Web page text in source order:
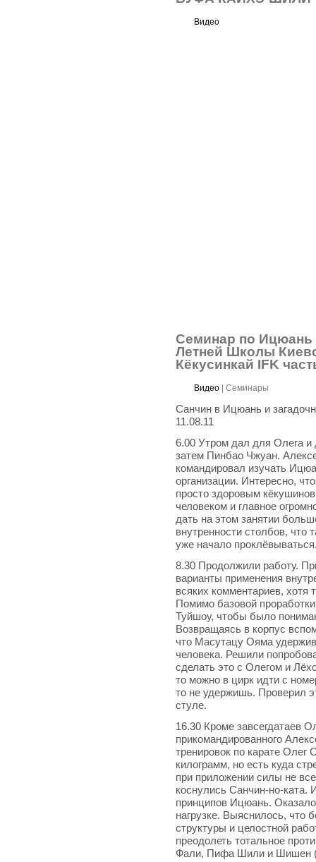
Видео
Семинар по Ицюань
Летней Школы
Кёкусинкай IFK
Видео |Семинары
Санчин в Ицюань и
11.08.11
6.00 Утром дал для Олега
затем Пинбао Чжуан.
командировал изучать
организации. Интересно,
просто здоровым
человеком и главное
дать на этом занятии
внутренности столбов, что
уже начало
8.30 Продолжили работу.
варианты применения
всяких комментариев, хотя
Помимо базовой
Туйшоу, чтобы было
Возвращаясь в корпус
что Масутацу Ояма
человека. Решили
сделать это с Олегом и
то можно в цирк идти с
то не удержишь. Проверил
стуле.
16.30 Кроме завсегдатаев
прикомандированного
тренировок по карате
килограмм, но есть куда
при приложении силы не
коснулись Санчин-но-ката.
принципов Ицюань.
нагрузке. Выяснилось, что
структуры и целостной
преодолеть тотальное
Фали, Пифа Шили и Шишен